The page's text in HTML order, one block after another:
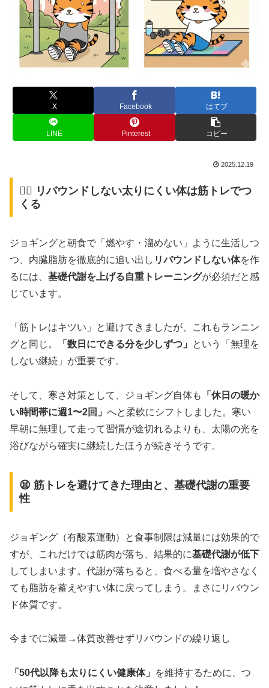
X Facebook はてブ
LINE Pinterest コピー
2025.12.19
🙋‍♂️ リバウンドしない太りにくい体は筋トレでつ
くる
ジョギングと朝食で「燃やす・溜めない」ように生活しつ
つ、内臓脂肪を徹底的に追い出し リバウンドしない体を作
るには、 基礎代謝を上げる自重トレーニングが必須だと感
じています。
「筋トレはキツい」と避けてきましたが、これもランニン
グと同じ。
「数日にできる分を少しずつ」
という「無理を
しない継続」が重要です。
そして、寒さ対策として、ジョギング自体も
「休日の暖か
い時間帯に週1〜2回」 へと柔軟にシフトしました。寒い
早朝に無理して走って習慣が途切れるよりも、太陽の光を
浴びながら確実に継続したほうが続きそうです。
😫 筋トレを避けてきた理由と、基礎代謝の重要
性
ジョギング（有酸素運動）と食事制限は減量には効果的で
すが、これだけでは筋肉が落ち、結果的に基礎代謝が低下
してしまいます。代謝が落ちると、食べる量を増やさなく
ても脂肪を蓄えやすい体に戻ってしまう。まさにリバウン
ド体質です。
今までに減量→体質改善せずリバウンドの繰り返し
「50代以降も太りにくい健康体」
を維持するために、つ